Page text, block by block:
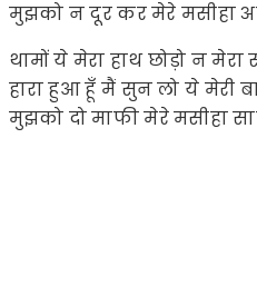
मुझको न दूर कर मेरे मसीहा
थामों ये मेरा हाथ छोड़ो न मेरा
हारा हुआ हूँ मैं सुन लो ये मेरी
मुझको दो माफी मेरे मसीहा